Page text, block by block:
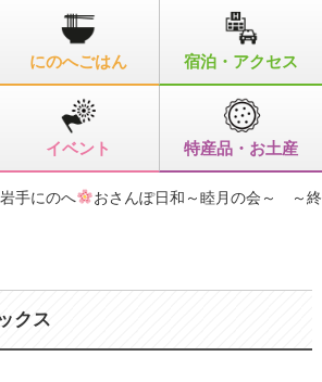
にのへごはん 宿泊・アクセス
イベント 特産品・お土産
岩手にのへ
おさんぽ日和～睦月の会～ ～終
クス